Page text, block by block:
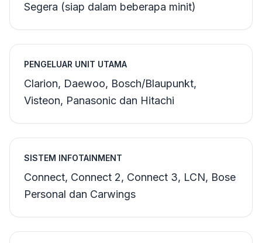
Segera (siap dalam beberapa minit)
PENGELUAR UNIT UTAMA
Clarion, Daewoo, Bosch/Blaupunkt,
Visteon, Panasonic dan Hitachi
SISTEM INFOTAINMENT
Connect, Connect 2, Connect 3, LCN, Bose
Personal dan Carwings